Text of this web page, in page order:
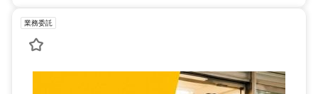
業務委託